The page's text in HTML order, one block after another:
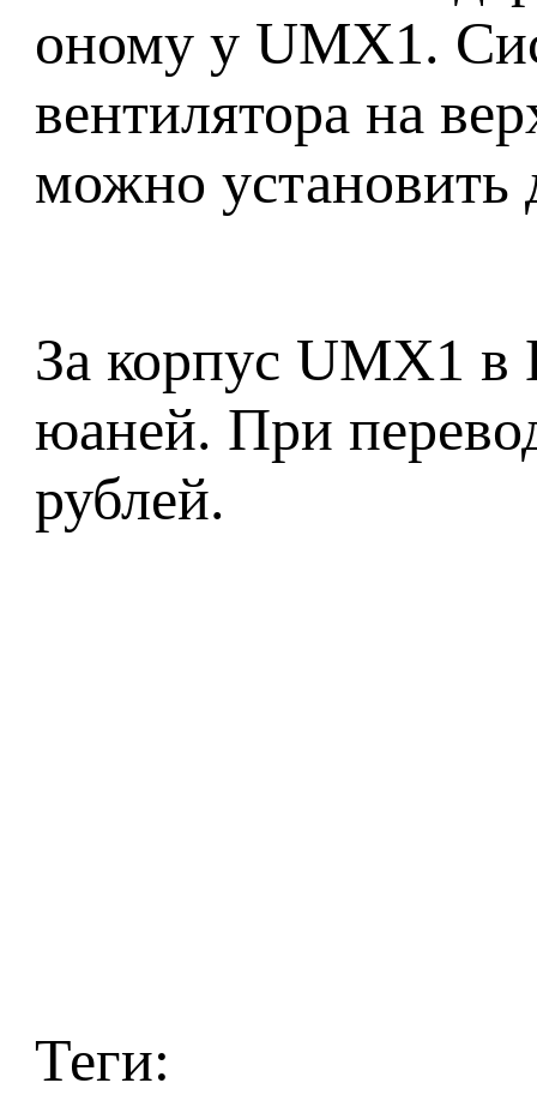
оному у UMX1.
вентилятора на
можно установить
За корпус UMX1 в
юаней. При
рублей.
Теги: